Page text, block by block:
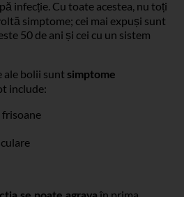
boala apare de obicei în aproximativ
infecție. Cu toate acestea, nu toți
simptome; cei mai expuși sunt
50 de ani și cei cu un sistem
bolii sunt